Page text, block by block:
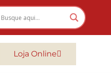
Loja Online